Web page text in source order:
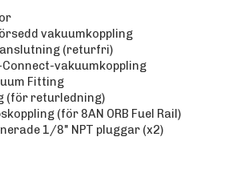
vakuumkoppling
(returfri)
vakuumkoppling
Fitting
(för returledning)
(för 8AN ORB Fuel Rail)
1/8" NPT pluggar (x2)